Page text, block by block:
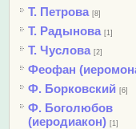
Т. Петрова [8]
Т. Радынова [1]
Т. Чуслова [2]
Феофан
Ф. Борковский [6]
Ф. Боголюбов
(иеродиакон) [1]